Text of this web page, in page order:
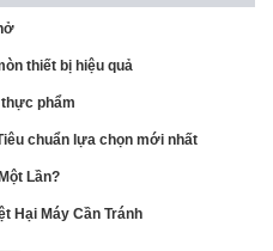
thiết bị hiệu quả
phẩm
chuẩn lựa chọn mới nhất
Lần?
Hại Máy Cần Tránh